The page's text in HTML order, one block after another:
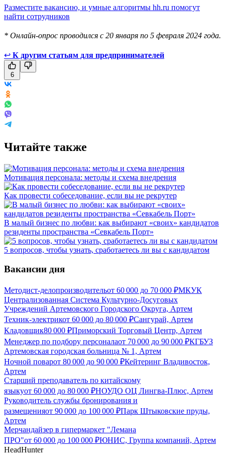
Разместите вакансию, и умные алгоритмы hh.ru помогут
найти сотрудников
* Онлайн-опрос проводился с 20 января по 5 февраля 2024 года.
↩ К другим статьям для предпринимателей
6
Читайте также
Мотивация персонала: методы и схема внедрения
Как провести собеседование, если вы не рекрутер
В малый бизнес по любви: как выбирают «своих» кандидатов
резиденты пространства «Севкабель Порт»
5 вопросов, чтобы узнать, сработаетесь ли вы с кандидатом
Вакансии дня
Методист-делопроизводительот 60 000 до 70 000 ₽МКУК
Централизованная Система Культурно-Досуговых
Учреждений Артемовского Городского Округа, Артем
Техник-электрикот 60 000 до 80 000 ₽Сангурай, Артем
Кладовщик80 000 ₽Приморский Торговый Центр, Артем
Менеджер по подбору персоналаот 70 000 до 90 000 ₽КГБУЗ
Артемовская городская больница № 1, Артем
Ночной поварот 80 000 до 90 000 ₽Кейтеринг Владивосток,
Артем
Старший преподаватель по китайскому
языкуот 60 000 до 80 000 ₽НОУДО ОЦ Лингва-Плюс, Артем
Руководитель службы бронирования и
размещенияот 90 000 до 100 000 ₽Парк Штыковские пруды,
Артем
Мерчандайзер в гипермаркет "Лемана
ПРО"от 60 000 до 100 000 ₽ЮНИС, Группа компаний, Артем
HeadHunter